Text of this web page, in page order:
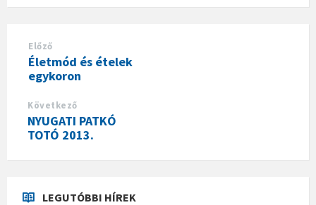
Előző
Életmód és ételek
egykoron
Következő
NYUGATI PATKÓ
TOTÓ 2013.
LEGUTÓBBI HÍREK